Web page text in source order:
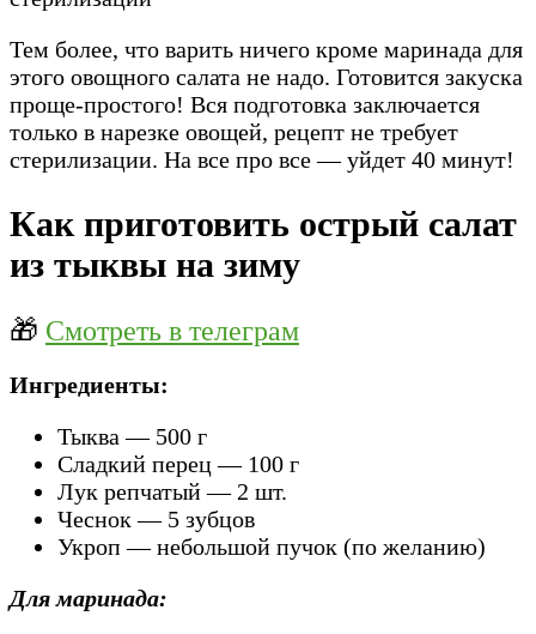
Тем более, что варить ничего кроме маринада для
этого овощного салата не надо. Готовится закуска
проще-простого! Вся подготовка заключается
только в нарезке овощей, рецепт не требует
стерилизации. На все про все — уйдет 40 минут!
Как приготовить острый салат
из тыквы на зиму
🎁 Смотреть в телеграм
Ингредиенты:
Тыква — 500 г
Сладкий перец — 100 г
Лук репчатый — 2 шт.
Чеснок — 5 зубцов
Укроп — небольшой пучок (по желанию)
Для маринада: